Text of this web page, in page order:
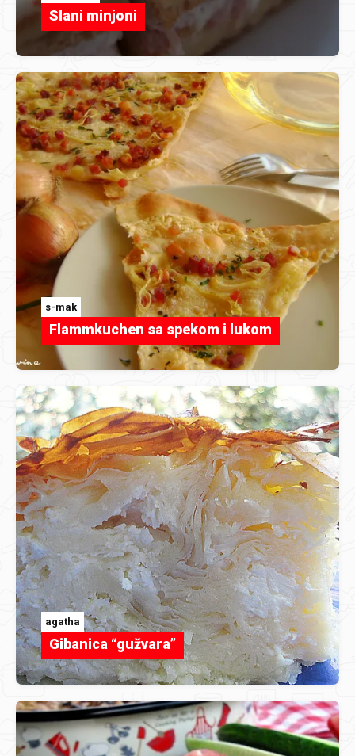
Slani minjoni
s-mak
Flammkuchen sa spekom i lukom
agatha
Gibanica “gužvara”